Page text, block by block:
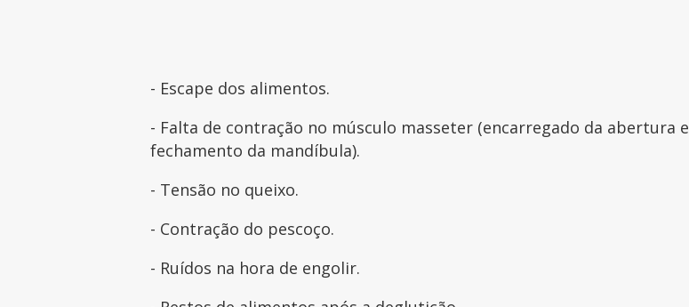
- Escape dos alimentos.
- Falta de contração no músculo masseter (encarregado da abertura e
fechamento da mandíbula).
- Tensão no queixo.
- Contração do pescoço.
- Ruídos na hora de engolir.